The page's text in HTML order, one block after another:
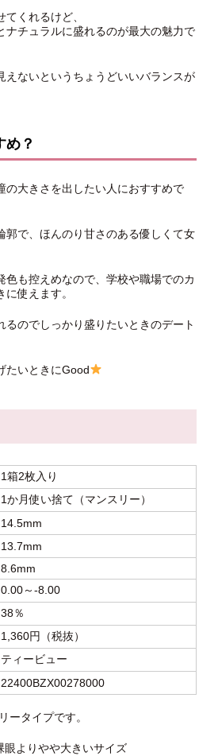
くれるけど、
ナチュラルに盛れるのが最大の魅力で
えないというちょうどいいバランスが
め？
の大きさを出したい人におすすめで
郭で、ほんのり甘さのある優しくて女
色も控えめなので、学校や職場でのカ
使えます。
るのでしっかり盛りたいときのデート
たいときにGood
1箱2枚入り
1か月使い捨て（マンスリー）
14.5mm
13.7mm
8.6mm
0.00～-8.00
38％
1,360円（税抜）
ティービュー
22400BZX00278000
ータイプです。
よりやや大きいサイズ